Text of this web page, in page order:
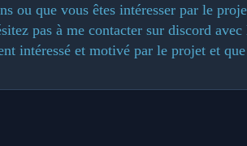
ou que vous êtes intéresser par le
pas à me contacter sur discord avec
intéressé et motivé par le projet et